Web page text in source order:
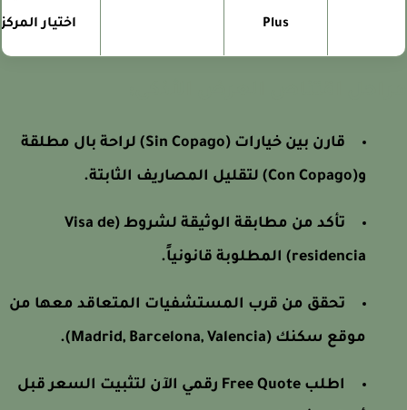
Plus اختيار المركز
قارن بين خيارات (Sin Copago) لراحة بال مطلقة
تأكد من مطابقة الوثيقة لشروط (Visa de
residencia) المطلوبة قانونياً.
تحقق من قرب المستشفيات المتعاقد معها من
موقع سكنك (Madrid, Barcelona, Valencia).
اطلب Free Quote رقمي الآن لتثبيت السعر قبل